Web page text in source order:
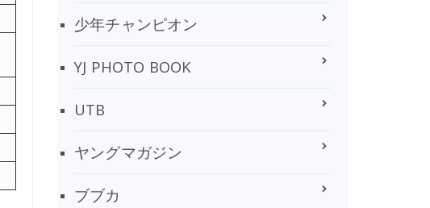
少年チャンピオン
YJ PHOTO BOOK
UTB
ヤングマガジン
ブブカ